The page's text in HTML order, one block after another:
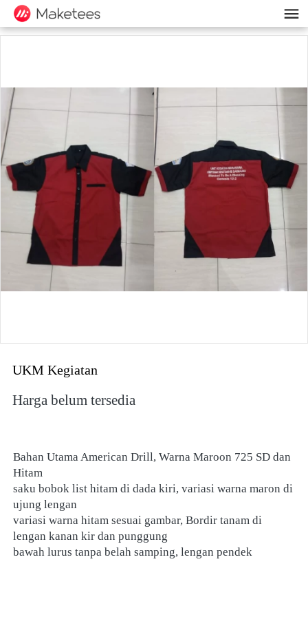
UKM Kegiatan
Harga belum tersedia
Bahan Utama American Drill, Warna Maroon 725 SD dan
Hitam
saku bobok list hitam di dada kiri, variasi warna maron di
ujung lengan
variasi warna hitam sesuai gambar, Bordir tanam di
lengan kanan kir dan punggung
bawah lurus tanpa belah samping, lengan pendek